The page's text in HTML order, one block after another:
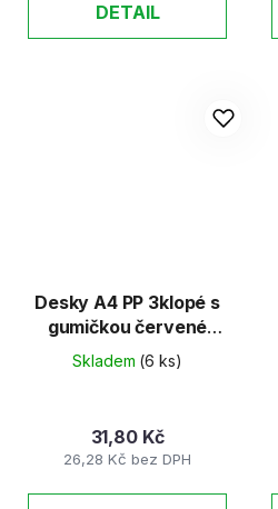
DETAIL
Desky A4 PP 3klopé s
gumičkou červené
neprůhledné
Skladem (6 ks)
26,28 Kč bez DPH
31,80 Kč